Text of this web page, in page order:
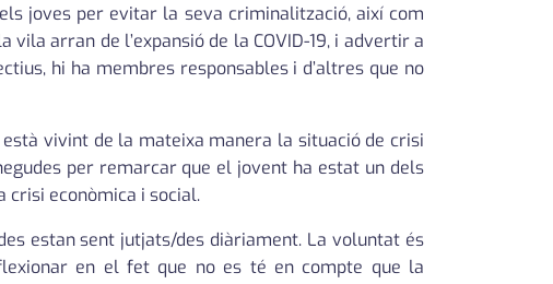
joves per evitar la seva criminalització, així com
arran de l’expansió de la COVID-19, i advertir a
hi ha membres responsables i d’altres que no
vivint de la mateixa manera la situació de crisi
per remarcar que el jovent ha estat un dels
crisi econòmica i social.
estan sent jutjats/des diàriament. La voluntat és
en el fet que no es té en compte que la